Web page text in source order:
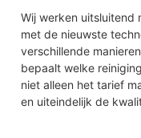
Wij werken uitsluitend
met de nieuwste
verschillende
bepaalt welke
niet alleen het tarief
en uiteindelijk de